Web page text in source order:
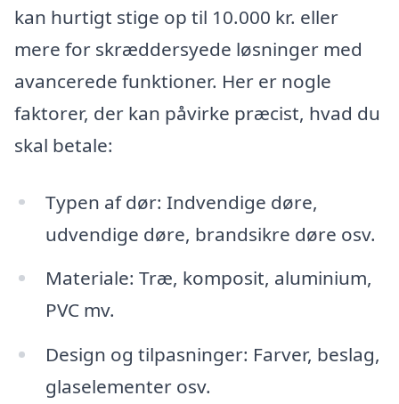
kan hurtigt stige op til 10.000 kr. eller
mere for skræddersyede løsninger med
avancerede funktioner. Her er nogle
faktorer, der kan påvirke præcist, hvad du
skal betale:
Typen af dør: Indvendige døre,
udvendige døre, brandsikre døre osv.
Materiale: Træ, komposit, aluminium,
PVC mv.
Design og tilpasninger: Farver, beslag,
glaselementer osv.